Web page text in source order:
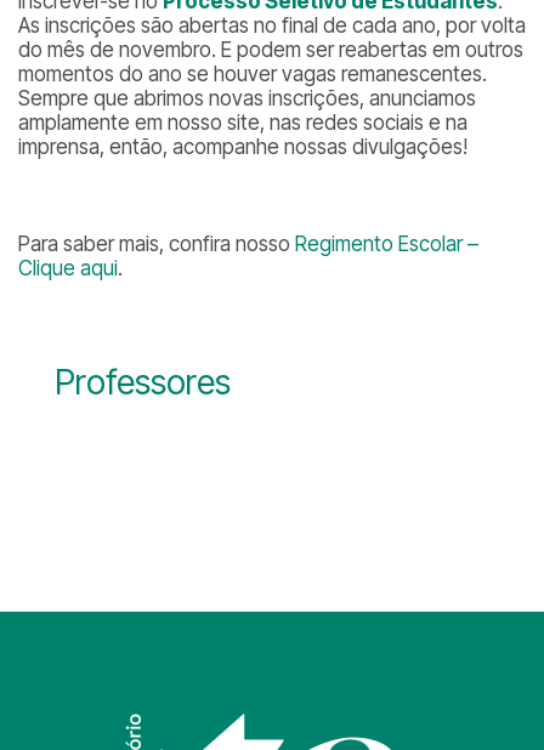
As inscrições são abertas no final de cada ano, por volta
do mês de novembro. E podem ser reabertas em outros
momentos do ano se houver vagas remanescentes.
Sempre que abrimos novas inscrições, anunciamos
amplamente em nosso site, nas redes sociais e na
imprensa, então, acompanhe nossas divulgações!
Para saber mais, confira nosso Regimento Escolar –
Clique aqui.
Professores